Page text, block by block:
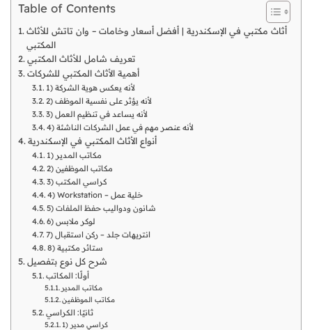
Table of Contents
أثاث مكتبي في الإسكندرية | أفضل أسعار وخامات – وان تاتش للأثاث
المكتبي
تعريف شامل للأثاث المكتبي
أهمية الأثاث المكتبي للشركات
1) لأنه يعكس هوية الشركة
2) لأنه يؤثر على نفسية الموظف
3) لأنه يساعد في تنظيم العمل
4) لأنه عنصر مهم في عمل الشركات الناشئة
أنواع الأثاث المكتبي في الإسكندرية
1) مكاتب المدير
2) مكاتب الموظفين
3) كراسي المكتب
4) Workstation – خلية عمل
5) شانون ودواليب حفظ الملفات
6) لوكر ملابس
7) انتريهات جلد – ركن استقبال
8) ستائر مكتبية
شرح كل نوع بتفصيل
أولًا: المكاتب
مكاتب المدير
مكاتب الموظفين
ثانيًا: الكراسي
1) كراسي مدير